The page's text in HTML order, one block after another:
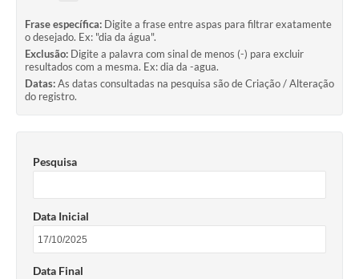
Legislação
Ouvidoria
Procuradoria Jurídica - Consultoria Administrativa
Serviços da Secretaria Municipal de Fazenda
Controle Interno
Notícias
Frase específica: Digite a frase entre aspas para filtrar exatamente
o desejado. Ex: "dia da água".
Exclusão: Digite a palavra com sinal de menos (-) para excluir
resultados com a mesma. Ex: dia da -agua.
Datas:As datas consultadas na pesquisa são de Criação / Alteração
do registro.
Pesquisa
Data Inicial
Data Final